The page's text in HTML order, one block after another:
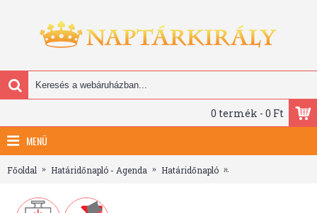
0 termék - 0 Ft
MENÜ
Főoldal Határidőnapló - Agenda Határidőnapló